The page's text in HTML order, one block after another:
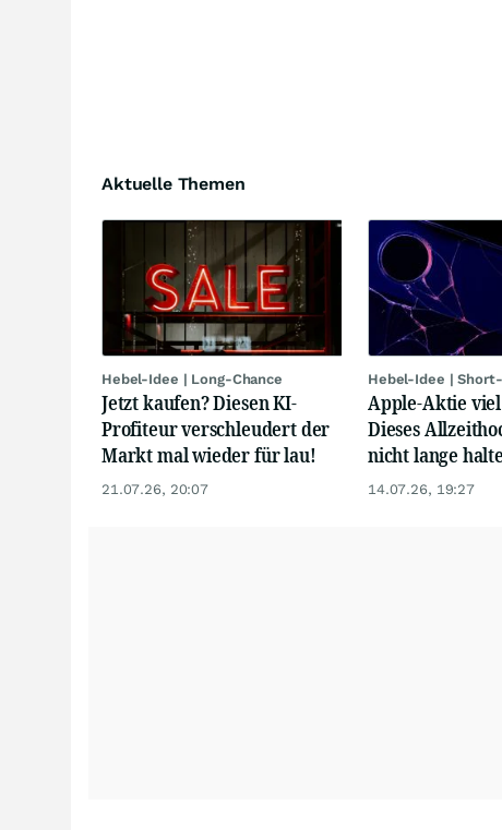
Aktuelle Themen
Hebel-Idee | Long-Chance
Jetzt kaufen? Diesen KI-
Profiteur verschleudert der
Markt mal wieder für lau!
21.07.26, 20:07
Hebel-Idee |
Apple-Aktie
Dieses
nicht lange
14.07.26, 19:27